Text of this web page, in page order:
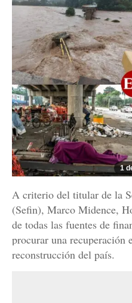
1
A criterio del titular de la
(Sefin), Marco Midence,
de todas las fuentes de
procurar una recuperación
reconstrucción del país.